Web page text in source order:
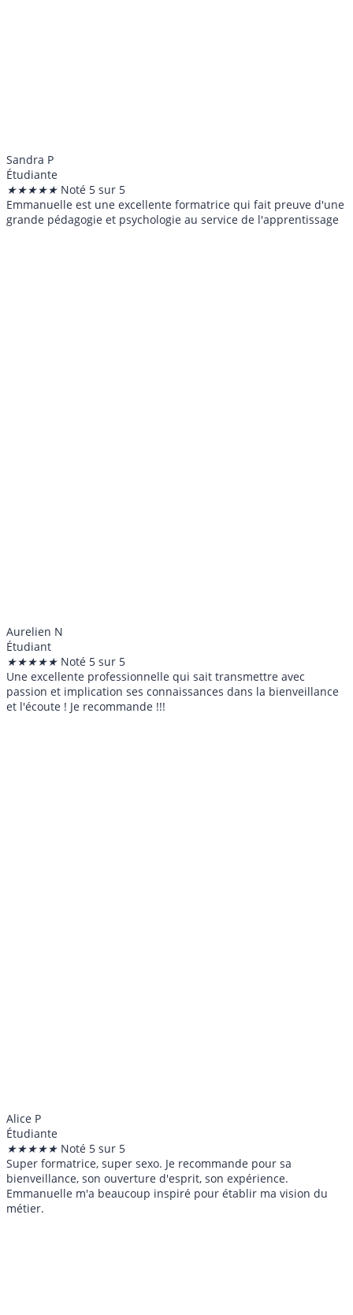
Sandra P
Étudiante
★★★★★ Noté 5 sur 5
Emmanuelle est une excellente formatrice qui fait preuve d'une
grande pédagogie et psychologie au service de l'apprentissage
Aurelien N
Étudiant
★★★★★ Noté 5 sur 5
Une excellente professionnelle qui sait transmettre avec
passion et implication ses connaissances dans la bienveillance
et l'écoute ! Je recommande !!!
Alice P
Étudiante
★★★★★ Noté 5 sur 5
Super formatrice, super sexo. Je recommande pour sa
bienveillance, son ouverture d'esprit, son expérience.
Emmanuelle m'a beaucoup inspiré pour établir ma vision du
métier.